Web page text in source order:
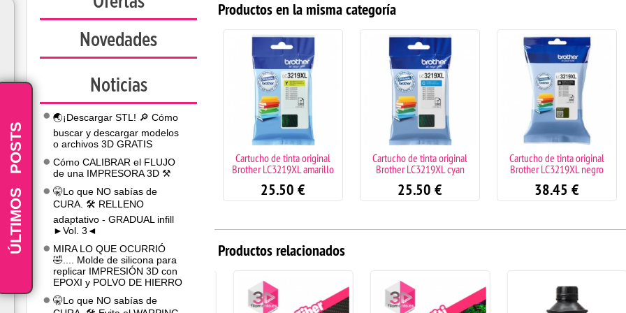
Novedades
Noticias
🌏¡Descargar STL! 🔎 Cómo
buscar y descargar modelos
o archivos 3D GRATIS
Cómo CALIBRAR el FLUJO
de una IMPRESORA 3D ⚒️
🤫Lo que NO sabías de
CURA. 🛠️ RELLENO
adaptativo - GRADUAL infill
►Vol. 3◄
MIRA LO QUE OCURRIÓ
🤣.... Molde de silicona para
replicar IMPRESIÓN 3D con
EPOXI y POLVO DE HIERRO
🤫Lo que NO sabías de
Productos en la misma categoría
Cartucho de tinta original
Brother LC3219XL amarillo
25.50 €
Cartucho de tinta original
Brother LC3219XL cyan
25.50 €
Cartucho de tinta original
Brother LC3219XL negro
38.45 €
Productos relacionados
ÚLTIMOS
POSTS